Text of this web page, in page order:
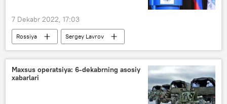
7 Dekabr 2022, 17:03
Rossiya Sergey Lavrov
Maxsus operatsiya: 6-dekabrning asosiy
xabarlari